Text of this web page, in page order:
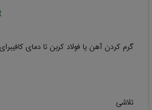
گرم کردن آهن یا فولاد کربن تا دمای
تلاشی